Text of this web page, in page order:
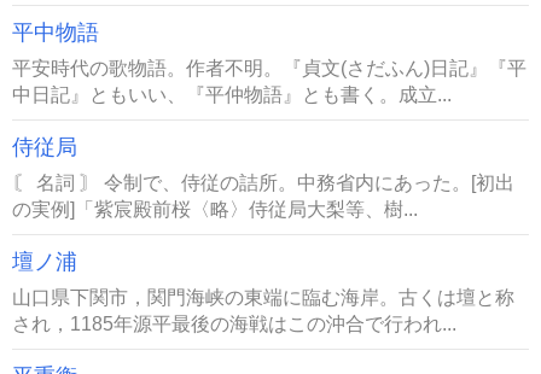
平中物語
平安時代の歌物語。作者不明。『貞文(さだふん)日記』『平
中日記』ともいい、『平仲物語』とも書く。成立...
侍従局
〘 名詞 〙 令制で、侍従の詰所。中務省内にあった。[初出
の実例]「紫宸殿前桜〈略〉侍従局大梨等、樹...
壇ノ浦
山口県下関市，関門海峡の東端に臨む海岸。古くは壇と称
され，1185年源平最後の海戦はこの沖合で行われ...